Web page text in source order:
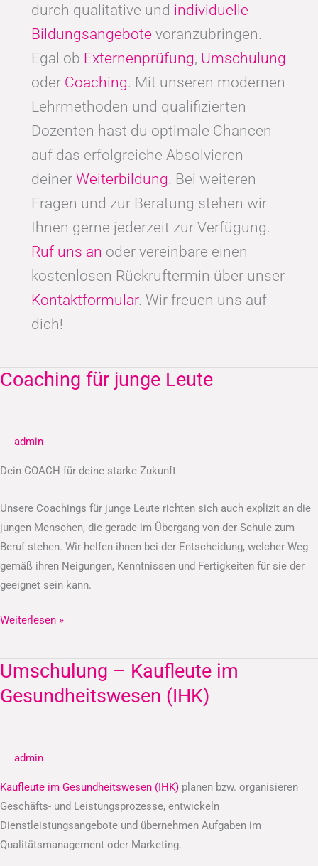
durch qualitative und individuelle
Bildungsangebote voranzubringen.
Egal ob Externenprüfung, Umschulung
oder Coaching. Mit unseren modernen
Lehrmethoden und qualifizierten
Dozenten hast du optimale Chancen
auf das erfolgreiche Absolvieren
deiner Weiterbildung. Bei weiteren
Fragen und zur Beratung stehen wir
Ihnen gerne jederzeit zur Verfügung.
Ruf uns an oder vereinbare einen
kostenlosen Rückruftermin über unser
Kontaktformular. Wir freuen uns auf
dich!
Coaching für junge Leute
admin
Dein COACH für deine starke Zukunft
Unsere Coachings für junge Leute richten sich auch explizit an die
jungen Menschen, die gerade im Übergang von der Schule zum
Beruf stehen. Wir helfen ihnen bei der Entscheidung, welcher Weg
gemäß ihren Neigungen, Kenntnissen und Fertigkeiten für sie der
geeignet sein kann.
Coaching
Leute
Weiterlesen »
Umschulung – Kaufleute im
Gesundheitswesen (IHK)
admin
Kaufleute im Gesundheitswesen (IHK) planen bzw. organisieren
Geschäfts- und Leistungsprozesse, entwickeln
Dienstleistungsangebote und übernehmen Aufgaben im
Qualitätsmanagement oder Marketing.
Umschulung
–
Kaufleute
(IHK)